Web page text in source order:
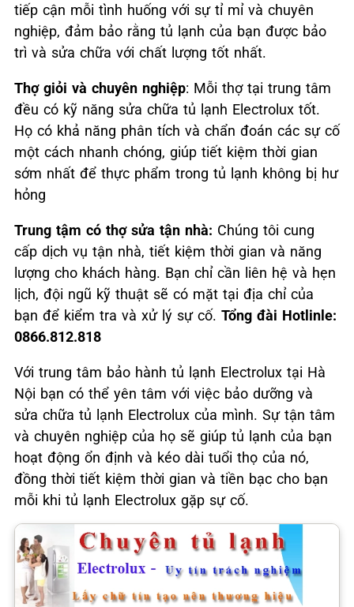
tiếp cận mỗi tình huống với sự tỉ mỉ và chuyên
nghiệp, đảm bảo rằng tủ lạnh của bạn được bảo
trì và sửa chữa với chất lượng tốt nhất.
Thợ giỏi và chuyên nghiệp: Mỗi thợ tại trung tâm
đều có kỹ năng sửa chữa tủ lạnh Electrolux tốt.
Họ có khả năng phân tích và chẩn đoán các sự cố
một cách nhanh chóng, giúp tiết kiệm thời gian
sớm nhất để thực phẩm trong tủ lạnh không bị hư
hỏng
Trung tậm có thợ sửa tận nhà: Chúng tôi cung
cấp dịch vụ tận nhà, tiết kiệm thời gian và năng
lượng cho khách hàng. Bạn chỉ cần liên hệ và hẹn
lịch, đội ngũ kỹ thuật sẽ có mặt tại địa chỉ của
bạn để kiểm tra và xử lý sự cố. Tổng đài Hotlinle:
0866.812.818
Với trung tâm bảo hành tủ lạnh Electrolux tại Hà
Nội bạn có thể yên tâm với việc bảo dưỡng và
sửa chữa tủ lạnh Electrolux của mình. Sự tận tâm
và chuyên nghiệp của họ sẽ giúp tủ lạnh của bạn
hoạt động ổn định và kéo dài tuổi thọ của nó,
đồng thời tiết kiệm thời gian và tiền bạc cho bạn
mỗi khi tủ lạnh Electrolux gặp sự cố.